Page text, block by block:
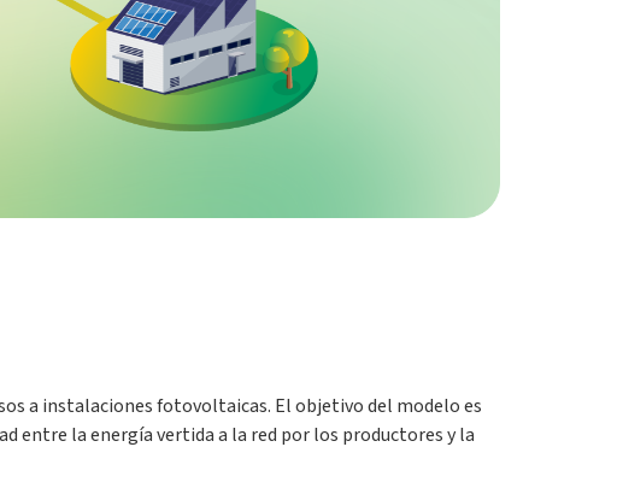
a instalaciones fotovoltaicas. El objetivo del modelo es
entre la energía vertida a la red por los productores y la